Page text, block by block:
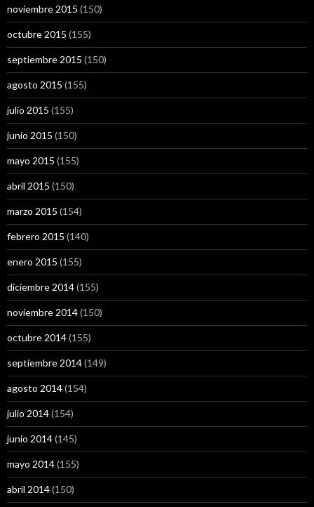
noviembre 2015 (150)
octubre 2015 (155)
septiembre 2015 (150)
agosto 2015 (155)
julio 2015 (155)
junio 2015 (150)
mayo 2015 (155)
abril 2015 (150)
marzo 2015 (154)
febrero 2015 (140)
enero 2015 (155)
diciembre 2014(155)
noviembre 2014(150)
octubre 2014(155)
septiembre 2014(149)
agosto 2014(154)
julio 2014(154)
junio 2014(145)
mayo 2014(155)
abril 2014(150)